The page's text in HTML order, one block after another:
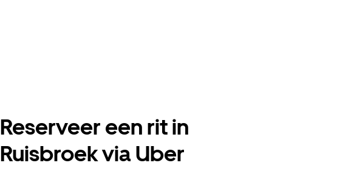
Reserveer een rit in
Ruisbroek via Uber